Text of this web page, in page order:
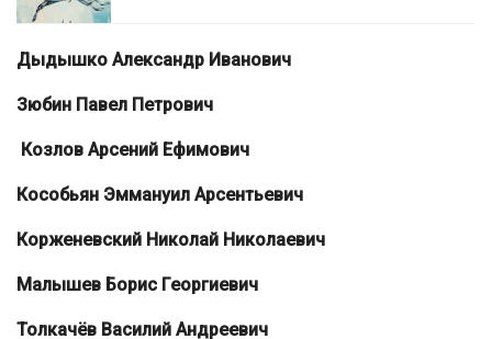
Дыдышко Александр Иванович
Зюбин Павел Петрович
Козлов Арсений Ефимович
Кособьян Эммануил Арсентьевич
Корженевский Николай Николаевич
Малышев Борис Георгиевич
Толкачёв Василий Андреевич